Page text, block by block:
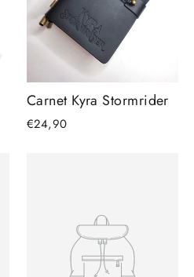
Carnet Kyra Stormrider
€24,90